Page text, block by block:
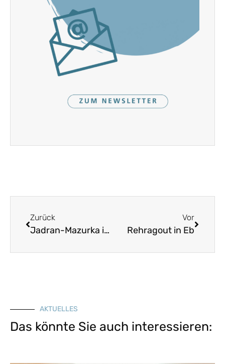
Zurück
Jadran-Mazurka in Am
Vor
Rehragout in Eb
AKTUELLES
Das könnte Sie auch interessieren: